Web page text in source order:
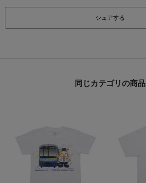
シェアする
同じカテゴリの商品